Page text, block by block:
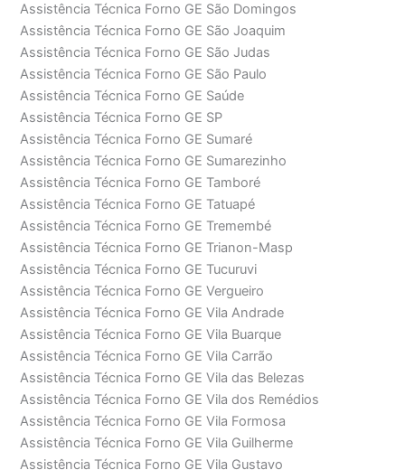
Assistência Técnica Forno GE São Domingos
Assistência Técnica Forno GE São Joaquim
Assistência Técnica Forno GE São Judas
Assistência Técnica Forno GE São Paulo
Assistência Técnica Forno GE Saúde
Assistência Técnica Forno GE SP
Assistência Técnica Forno GE Sumaré
Assistência Técnica Forno GE Sumarezinho
Assistência Técnica Forno GE Tamboré
Assistência Técnica Forno GE Tatuapé
Assistência Técnica Forno GE Tremembé
Assistência Técnica Forno GE Trianon-Masp
Assistência Técnica Forno GE Tucuruvi
Assistência Técnica Forno GE Vergueiro
Assistência Técnica Forno GE Vila Andrade
Assistência Técnica Forno GE Vila Buarque
Assistência Técnica Forno GE Vila Carrão
Assistência Técnica Forno GE Vila das Belezas
Assistência Técnica Forno GE Vila dos Remédios
Assistência Técnica Forno GE Vila Formosa
Assistência Técnica Forno GE Vila Guilherme
Assistência Técnica Forno GE Vila Gustavo